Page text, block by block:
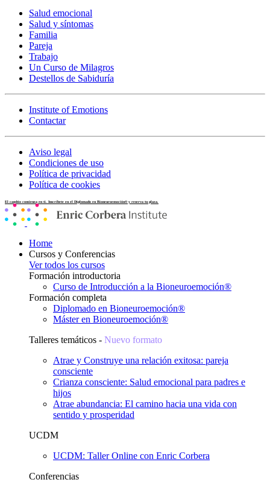
Salud emocional
Salud y síntomas
Familia
Pareja
Trabajo
Un Curso de Milagros
Destellos de Sabiduría
Institute of Emotions
Contactar
Aviso legal
Condiciones de uso
Política de privacidad
Política de cookies
El cambio comienza en ti. Inscríbete en el Diplomado en Bioneuroemoción® y reserva tu plaza.
Home
Cursos y Conferencias
Ver todos los cursos
Formación introductoria
Curso de Introducción a la Bioneuroemoción®
Formación completa
Diplomado en Bioneuroemoción®
Máster en Bioneuroemoción®
Talleres temáticos - Nuevo formato
Atrae y Construye una relación exitosa: pareja
consciente
Crianza consciente: Salud emocional para padres e
hijos
Atrae abundancia: El camino hacia una vida con
sentido y prosperidad
UCDM
UCDM: Taller Online con Enric Corbera
Conferencias